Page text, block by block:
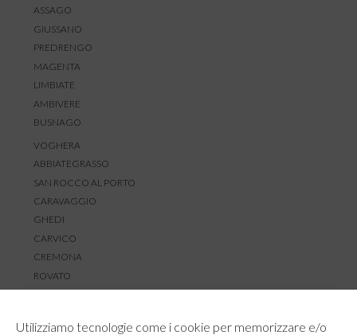
Utilizziamo tecnologie come i cookie per memorizzare e/o
ASSAGO
GIUSSANO
PREDRENGO
MAGENTA
LIMBIATE
AMBIVERE
BUSNAGO
VOGHERA
ABBIATEGRASSO
SAN ROCCO AL PORTO
CARAVAGGIO
GHEDI
CARVICO
CREMONA
ROVATO